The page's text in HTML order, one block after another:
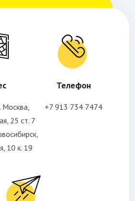
Москва,
25 ст. 7
10 к. 19
Телефон
+7 913 734 7474